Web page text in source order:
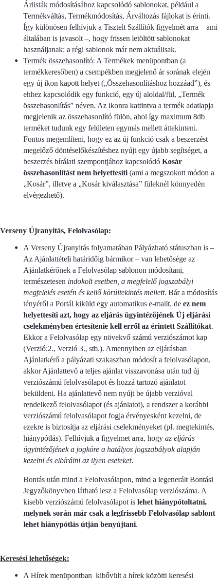
Árlisták módosításához kapcsolódó sablonokat, például a
Termékváltás, Termékmódosítás, Árváltozás fájlokat is érinti.
Így különösen felhívjuk a Tisztelt Szállítók figyelmét arra – ami
általában is javasolt –, hogy frissen letöltött sablonokat
használjanak: a régi sablonok már nem aktuálisak.
Termék összehasonlító: A Termékek menüpontban (a
termékkeresőben) a csempékben megjelenő ár sorának elején
egy új ikon kapott helyet („Összehasonlításhoz hozzáad”), és
ehhez kapcsolódik egy funkció, egy új aloldal/fül, „Termék
összehasonlítás” néven. Az ikonra kattintva a termék adatlapja
megjelenik az összehasonlító fülön, ahol így maximum 8db
terméket tudunk egy felületen egymás mellett áttekinteni.
Fontos megemlíteni, hogy ez az új funkció csak a beszerzést
megelőző döntéselőkészítéshez nyújt egy újabb segítséget, a
beszerzés bírálati szempontjához kapcsolódó Kosár
összehasonlítást nem helyettesíti (ami a megszokott módon a
„Kosár”, illetve a „Kosár kiválasztása” füleknél könnyedén
elvégezhető).
Verseny Újranyitás, Felolvasólap:
A Verseny Újranyitás folyamatában Pályázható státuszban is –
Az Ajánlattételi határidőig bármikor – van lehetősége az
Ajánlatkérőnek a Felolvasólap sablonon módosítani,
természetesen indokolt esetben, a megfelelő jogszabályi
megfelelés esetén és kellő körültekintés mellett. Bár a módosítás
tényéről a Portál kiküld egy automatikus e-mailt, de ez nem
helyettesíti azt, hogy az eljárás ügyintézőjének Új eljárási
cselekményben értesítenie kell erről az érintett Szállítókat.
Ekkor a Felolvasólap egy növekvő számú verziószámot kap
(Verzió:2., Verzió 3., stb.). Amennyiben az eljárásban
Ajánlatkérő a pályázati szakaszban módosít a felolvasólapon,
akkor Ajánlattevő a teljes ajánlat visszavonása után tud új
verziószámú felolvasólapot és hozzá tartozó ajánlatot
beküldeni. Ha ajánlattevő nem nyújt be újabb verzióval
rendelkező felolvasólapot (és ajánlatot), a rendszer a korábbi
verziószámú felolvasólapot fogja érvényesként kezelni, de
ezekre is biztosítja az eljárási cselekményeket (pl. megtekintés,
hiánypótlás). Felhívjuk a figyelmet arra, hogy az eljárás
ügyintézőjének a jogköre a hatályos jogszabályok alapján
kezelni és elbírálni az ilyen eseteket.
Bontás után mind a Felolvasólapon, mind a legenerált Bontási
Jegyzőkönyvben látható lesz a Felolvasólap verziószáma. A
kisebb verziószámú felolvasólapot is lehet hiánypótoltatni,
melynek során már csak a legfrissebb Felolvasólap sablont
lehet hiánypótlás útján benyújtani.
Keresési lehetőségek:
A Hírek menüpontban kibővült a hírek közötti keresési